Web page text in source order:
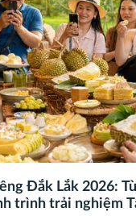
Đắk Lắk 2026:
trình trải nghiệm